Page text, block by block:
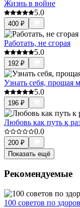
Жизнь в войне
5.0
400 ₽
Работать, не сгорая
5.0
192 ₽
Узнать себя, прощая
5.0
196 ₽
Любовь как путь к
0.0
200 ₽
Показать ещё
Рекомендуемые
100 советов по